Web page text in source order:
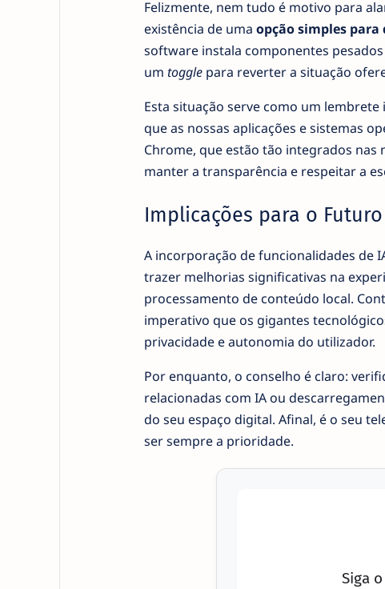
Felizmente, nem tudo é motivo para
existência de uma opção simples
software instala componentes
um togglepara reverter a situação
Esta situação serve como um
que as nossas aplicações e sistemas
Chrome, que estão tão integrados
manter a transparência e respeitar a
Implicações para o
A incorporação de funcionalidades de
trazer melhorias significativas na
processamento de conteúdo local.
imperativo que os gigantes
privacidade e autonomia do utilizador.
Por enquanto, o conselho é claro:
relacionadas com IA ou
do seu espaço digital. Afinal, é o seu
ser sempre a prioridade.
Siga